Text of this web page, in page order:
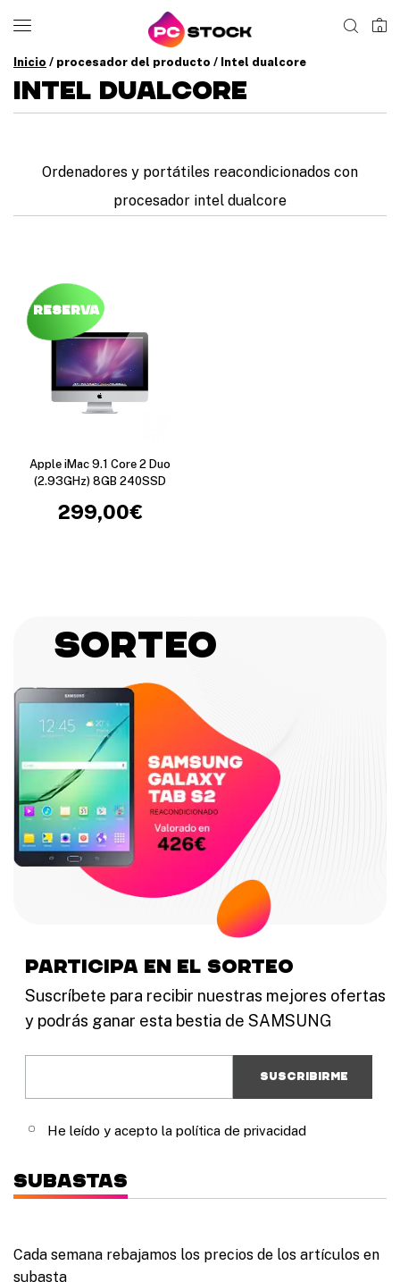
0
Inicio / procesador del producto / Intel dualcore
INTEL DUALCORE
Ordenadores y portátiles reacondicionados con
procesador intel dualcore
Reserva
Apple iMac 9.1 Core 2 Duo
(2.93GHz) 8GB 240SSD
299,00€
Sorteo
participa en el sorteo
Suscríbete para recibir nuestras mejores ofertas
y podrás ganar esta bestia de SAMSUNG
He leído y acepto la política de privacidad
Subastas
Cada semana rebajamos los precios de los artículos en
subasta